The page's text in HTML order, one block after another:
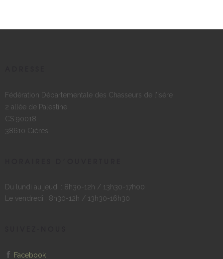
Fédération Départementale des Chasseurs de l’Isère
2 allée de Palestine
CS 90018
38610 Gières
Du lundi au jeudi : 8h30-12h / 13h30-17h00
Le vendredi : 8h30-12h / 13h30-16h30
Facebook